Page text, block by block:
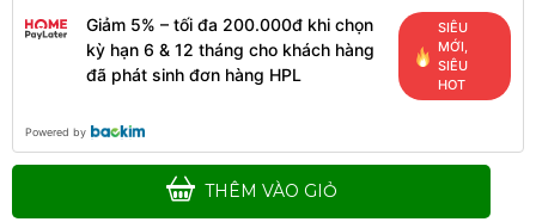
Giảm 5% – tối đa 200.000đ khi chọn
kỳ hạn 6 & 12 tháng cho khách hàng
đã phát sinh đơn hàng HPL
SIÊU
MỚI,
SIÊU
HOT
Powered by
THÊM VÀO GIỎ